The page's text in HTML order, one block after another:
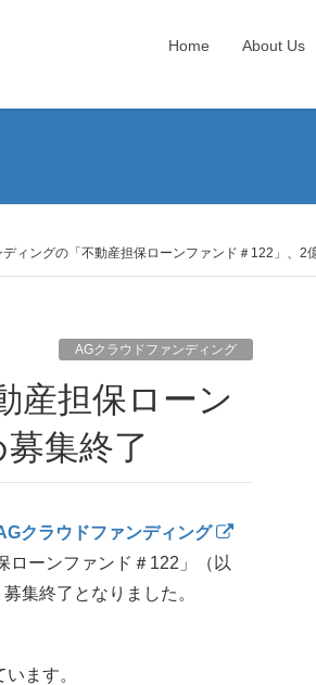
Home About Us
ィングの「不動産担保ローンファンド＃122」、2
AGクラウドファンディング
集終了
クラウドファンディング
ローンファンド＃122」（以
集終了となりました。
ます。